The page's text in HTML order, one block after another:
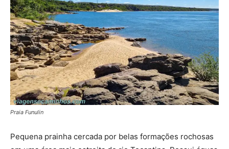
Praia Funulin
Pequena prainha cercada por belas formações rochosas